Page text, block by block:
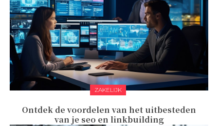
ZAKELIJK
Ontdek de voordelen van het uitbesteden
van je seo en linkbuilding